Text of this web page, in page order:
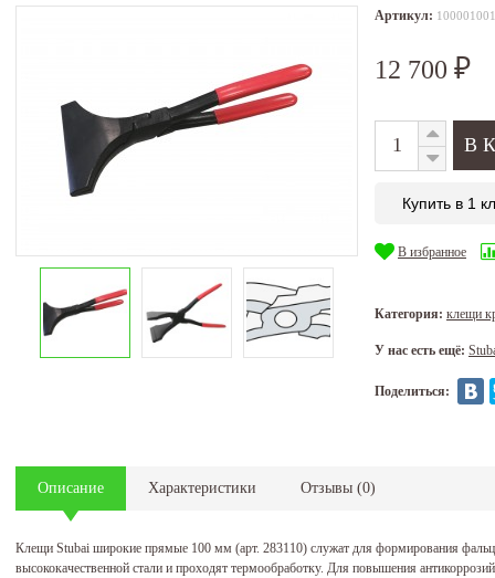
Артикул: 100001001
12 700 ₽
Купить в 1
В избранное
Категория: клещи
У нас есть ещё:
Поделиться:
Описание Характеристики Отзывы (0)
Клещи Stubai широкие прямые 100 мм (арт. 283110) служат для формирования
высококачественной стали и проходят термообработку. Для повышения